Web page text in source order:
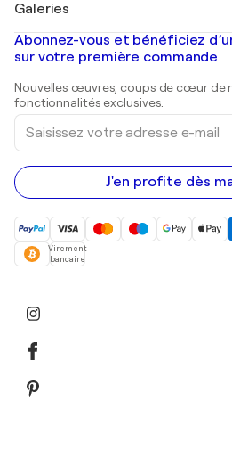
Banksy
Mr. Brainwash
Shepard Fairey
Tableaux abstraits à vendre
Peintures de paysage
Estampes
Peintures acryliques
Galeries
Galeries d'art en France
Galeries d'art en Belgique
Abonnez-vous et bénéficiez
sur votre première commande
Nouvelles œuvres, coups de cœur de
fonctionnalités exclusives.
Saisissez
votre
adresse
e-
mail
J'en profite dès
Virement
bancaire